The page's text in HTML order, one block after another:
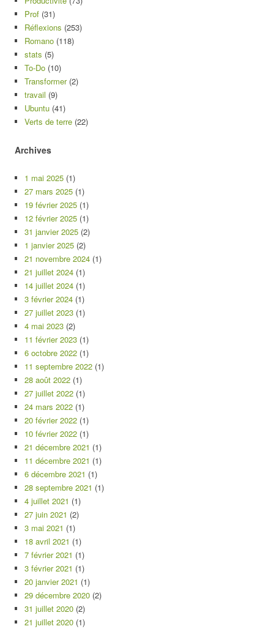
Prof (31)
Réflexions (253)
Romano (118)
stats (5)
To-Do (10)
Transformer(2)
travail (9)
Ubuntu (41)
Verts de terre (22)
Archives
1 mai 2025 (1)
27 mars 2025 (1)
19 février 2025 (1)
12 février 2025 (1)
31 janvier 2025 (2)
1 janvier 2025 (2)
21 novembre 2024 (1)
21 juillet 2024 (1)
14 juillet 2024 (1)
3 février 2024 (1)
27 juillet 2023 (1)
4 mai 2023 (2)
11 février 2023 (1)
6 octobre 2022 (1)
11 septembre 2022 (1)
28 août 2022 (1)
27 juillet 2022 (1)
24 mars 2022 (1)
20 février 2022 (1)
10 février 2022 (1)
21 décembre 2021 (1)
11 décembre 2021 (1)
6 décembre 2021 (1)
28 septembre 2021 (1)
4 juillet 2021 (1)
27 juin 2021 (2)
3 mai 2021 (1)
18 avril 2021 (1)
7 février 2021 (1)
3 février 2021 (1)
20 janvier 2021 (1)
29 décembre 2020 (2)
31 juillet 2020 (2)
21 juillet 2020 (1)